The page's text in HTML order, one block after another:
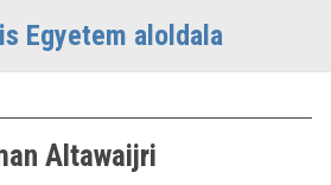
Egyetem aloldala
Altawaijri